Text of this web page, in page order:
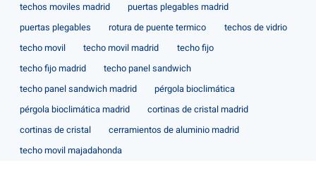
techos moviles madrid
puertas plegables madrid
puertas plegables
rotura de puente termico
techos de vidrio
techo movil
techo movil madrid
techo fijo
techo fijo madrid
techo panel sandwich
techo panel sandwich madrid
pérgola bioclimática
pérgola bioclimática madrid
cortinas de cristal madrid
cortinas de cristal
cerramientos de aluminio madrid
techo movil majadahonda